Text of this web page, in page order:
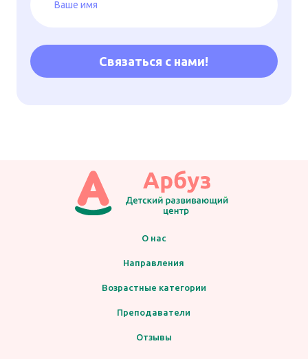
Связаться с нами!
О нас
Направления
Возрастные категории
Преподаватели
Отзывы